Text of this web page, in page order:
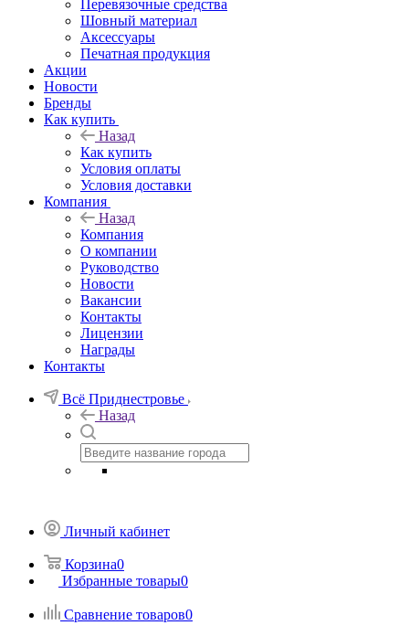
Перевязочные средства
Шовный материал
Аксессуары
Печатная продукция
Акции
Новости
Бренды
Как купить
Назад
Как купить
Условия оплаты
Условия доставки
Компания
Назад
Компания
О компании
Руководство
Новости
Вакансии
Контакты
Лицензии
Награды
Контакты
Всё Приднестровье
Назад
Личный кабинет
Корзина0
Избранные товары0
Сравнение товаров0